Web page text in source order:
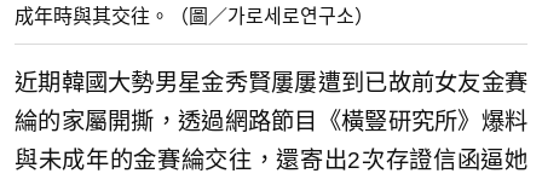
成年時與其交往。（圖／가로세로연구소）
近期韓國大勢男星金秀賢屢屢遭到已故前女友金賽
綸的家屬開撕，透過網路節目《橫豎研究所》爆料
與未成年的金賽綸交往，還寄出2次存證信函逼她